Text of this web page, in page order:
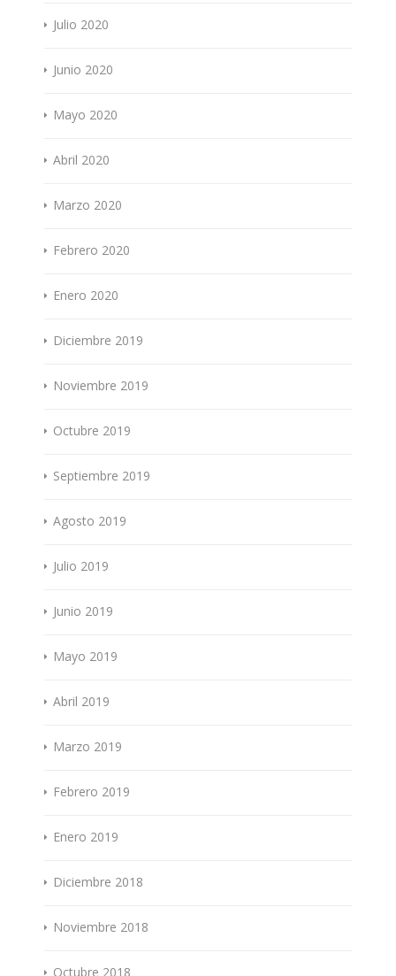
Julio 2020
Junio 2020
Mayo 2020
Abril 2020
Marzo 2020
Febrero 2020
Enero 2020
Diciembre 2019
Noviembre 2019
Octubre 2019
Septiembre 2019
Agosto 2019
Julio 2019
Junio 2019
Mayo 2019
Abril 2019
Marzo 2019
Febrero 2019
Enero 2019
Diciembre 2018
Noviembre 2018
Octubre 2018